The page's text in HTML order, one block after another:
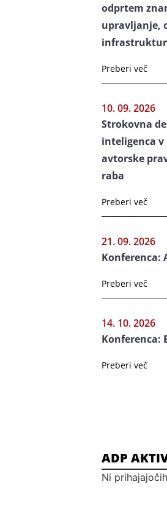
odprtem
upravljanje,
Preberi več
10. 09. 2026
Strokovna
inteligenca
avtorske
raba
Preberi več
21. 09. 2026
Konferenca:
Preberi več
14. 10. 2026
Konferenca:
Preberi več
ADP
Ni